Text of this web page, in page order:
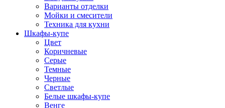
Варианты отделки
Мойки и смесители
Техника для кухни
Шкафы-купе
Цвет
Коричневые
Серые
Темные
Черные
Светлые
Белые шкафы-купе
Венге